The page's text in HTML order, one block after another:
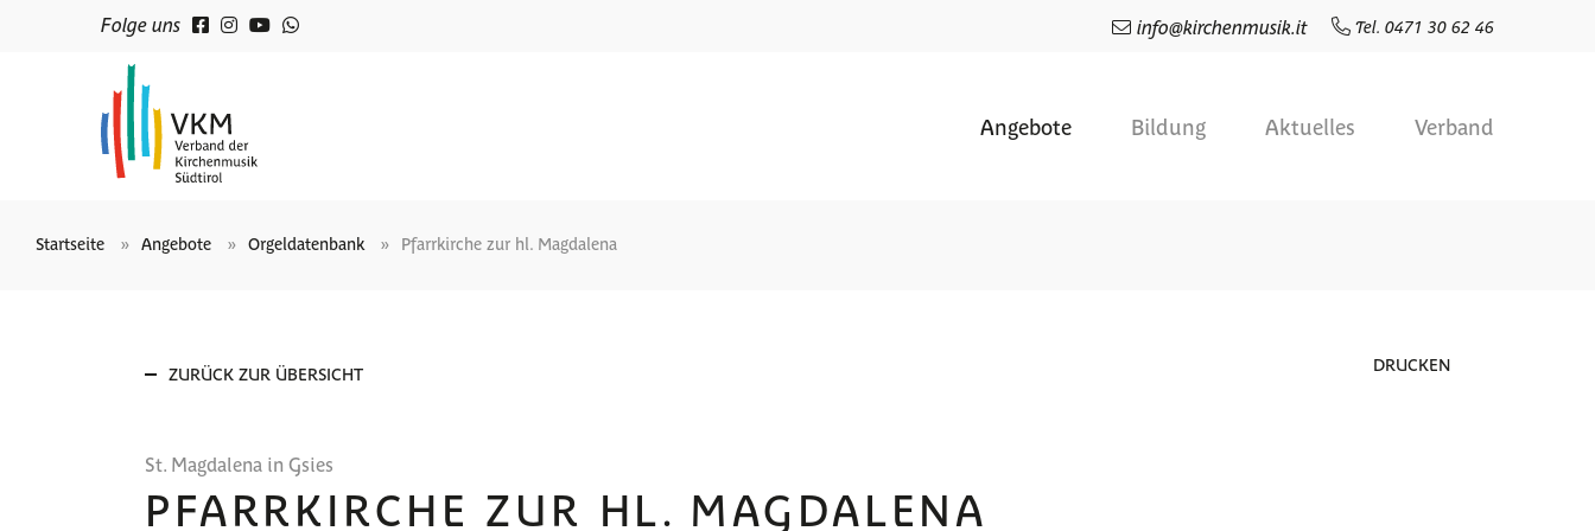
Folge uns info@kirchenmusik.it Tel. 0471 30 62 46
Angebote Bildung Aktuelles Verband
Startseite Angebote Orgeldatenbank Pfarrkirche zur hl. Magdalena
ZURÜCK ZUR ÜBERSICHT DRUCKEN
St. Magdalena in Gsies
PFARRKIRCHE ZUR HL. MAGDALENA